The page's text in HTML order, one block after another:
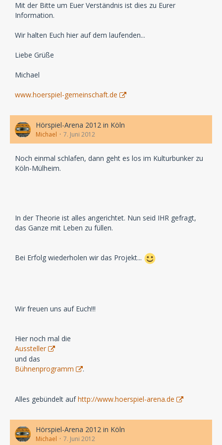
Mit der Bitte um Euer Verständnis ist dies zu Eurer
Information.
Wir halten Euch hier auf dem laufenden...
Liebe Grüße
Michael
www.hoerspiel-gemeinschaft.de
Hörspiel-Arena 2012 in Köln
Michael 7. Juni 2012
Noch einmal schlafen, dann geht es los im Kulturbunker zu
Köln-Mülheim.
In der Theorie ist alles angerichtet. Nun seid IHR gefragt,
das Ganze mit Leben zu füllen.
Bei Erfolg wiederholen wir das Projekt...
Wir freuen uns auf Euch!!!
Hier noch mal die
Aussteller
und das
Bühnenprogramm
.
Alles gebündelt aufhttp://www.hoerspiel-arena.de
Hörspiel-Arena 2012 in Köln
Michael 7. Juni 2012